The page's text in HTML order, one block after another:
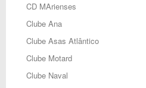
CD MArienses
Clube Ana
Clube Asas Atlântico
Clube Motard
Clube Naval